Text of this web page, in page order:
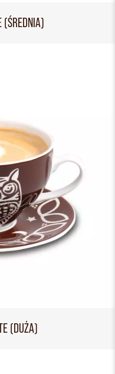
(ŚREDNIA)
(DUŻA)